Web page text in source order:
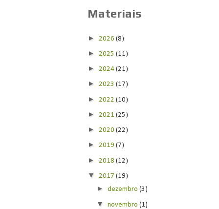
Materiais
► 2026(8)
► 2025(11)
► 2024(21)
► 2023(17)
► 2022(10)
► 2021(25)
► 2020(22)
► 2019(7)
► 2018(12)
▼ 2017(19)
►dezembro(3)
▼novembro(1)